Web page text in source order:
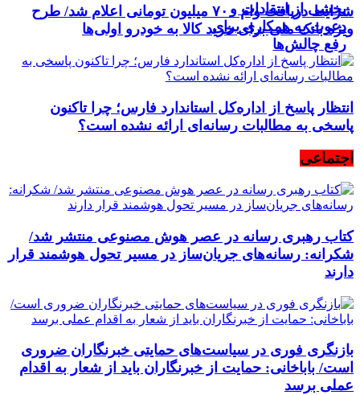
بخشی از انتقادات و
دعوت به همکاری برای
رفع چالش‌ها
شرایط دریافت وام ۷۰۰ میلیون تومانی اعلام شد/ طرح
ویژه بانک ملی برای خرید کالا به خودرو اولی‌ها
انتظار پاسخ از اداره‌کل استاندارد فارس؛ چرا تاکنون
پاسخی به مطالبات رسانه‌ای ارائه نشده است؟
اجتماعی
کتاب رهبری رسانه در عصر هوش مصنوعی منتشر شد/
شکرانه: رسانه‌های جریان‌ساز در مسیر تحول هوشمند قرار
دارند
بازنگری فوری در سیاست‌های حمایتی خبرنگاران ضروری
است/ باباخانی: حمایت از خبرنگاران باید از شعار به اقدام
عملی برسد